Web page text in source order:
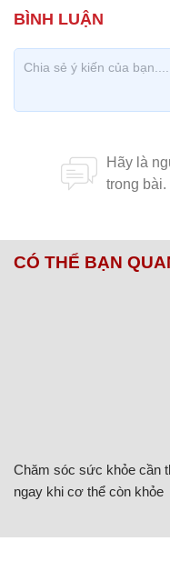
CÓ THỂ BẠN
Chăm sóc sức khỏe cần
ngay khi cơ thể còn khỏe